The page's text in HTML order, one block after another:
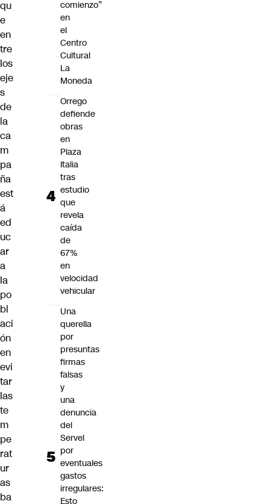
qu
e
en
tre
los
eje
s
de
la
ca
m
pa
ña
est
á
ed
uc
ar
a
la
po
bl
aci
ón
en
evi
tar
las
te
m
pe
rat
ur
as
ba
comienzo”
en
el
Centro
Cultural
La
Moneda
Orrego
defiende
obras
en
Plaza
Italia
tras
estudio
que
revela
caída
de
67%
en
velocidad
vehicular
Una
querella
por
presuntas
firmas
falsas
y
una
denuncia
del
Servel
por
eventuales
gastos
irregulares:
Esto